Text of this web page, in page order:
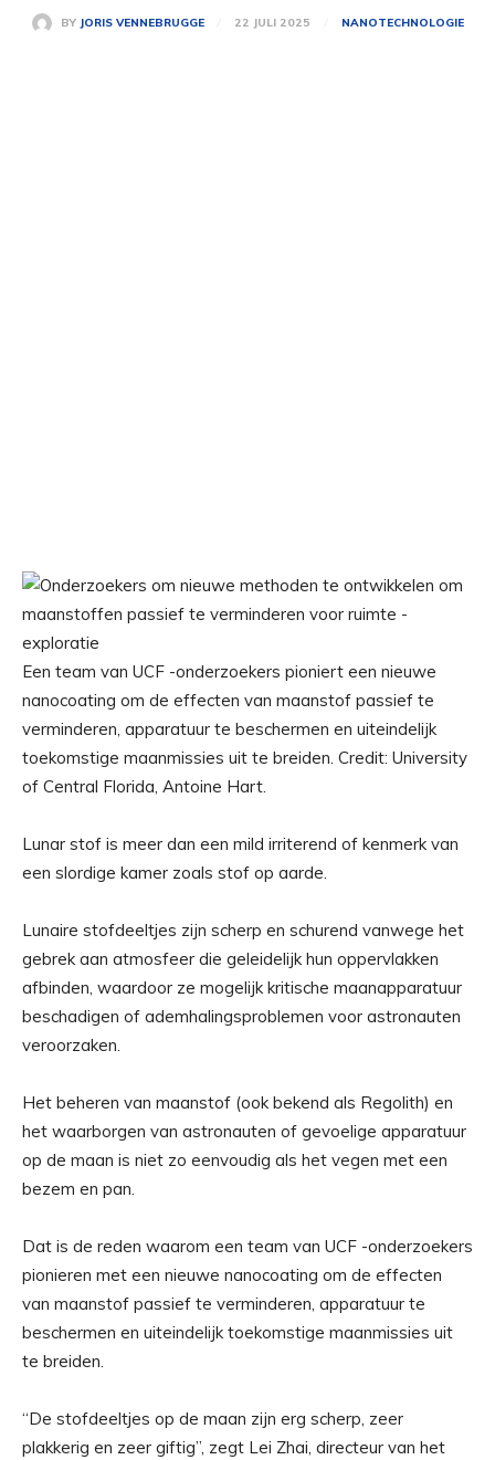
BY JORIS VENNEBRUGGE 22 JULI 2025 NANOTECHNOLOGIE
Een team van UCF -onderzoekers pioniert een nieuwe
nanocoating om de effecten van maanstof passief te
verminderen, apparatuur te beschermen en uiteindelijk
toekomstige maanmissies uit te breiden. Credit: University
of Central Florida, Antoine Hart.
Lunar stof is meer dan een mild irriterend of kenmerk van
een slordige kamer zoals stof op aarde.
Lunaire stofdeeltjes zijn scherp en schurend vanwege het
gebrek aan atmosfeer die geleidelijk hun oppervlakken
afbinden, waardoor ze mogelijk kritische maanapparatuur
beschadigen of ademhalingsproblemen voor astronauten
veroorzaken.
Het beheren van maanstof (ook bekend als Regolith) en
het waarborgen van astronauten of gevoelige apparatuur
op de maan is niet zo eenvoudig als het vegen met een
bezem en pan.
Dat is de reden waarom een team van UCF -onderzoekers
pionieren met een nieuwe nanocoating om de effecten
van maanstof passief te verminderen, apparatuur te
beschermen en uiteindelijk toekomstige maanmissies uit
te breiden.
“De stofdeeltjes op de maan zijn erg scherp, zeer
plakkerig en zeer giftig”, zegt Lei Zhai, directeur van het